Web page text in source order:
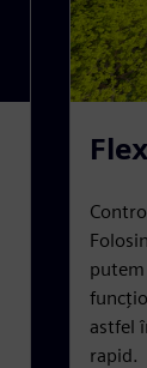
astfel
rapid.